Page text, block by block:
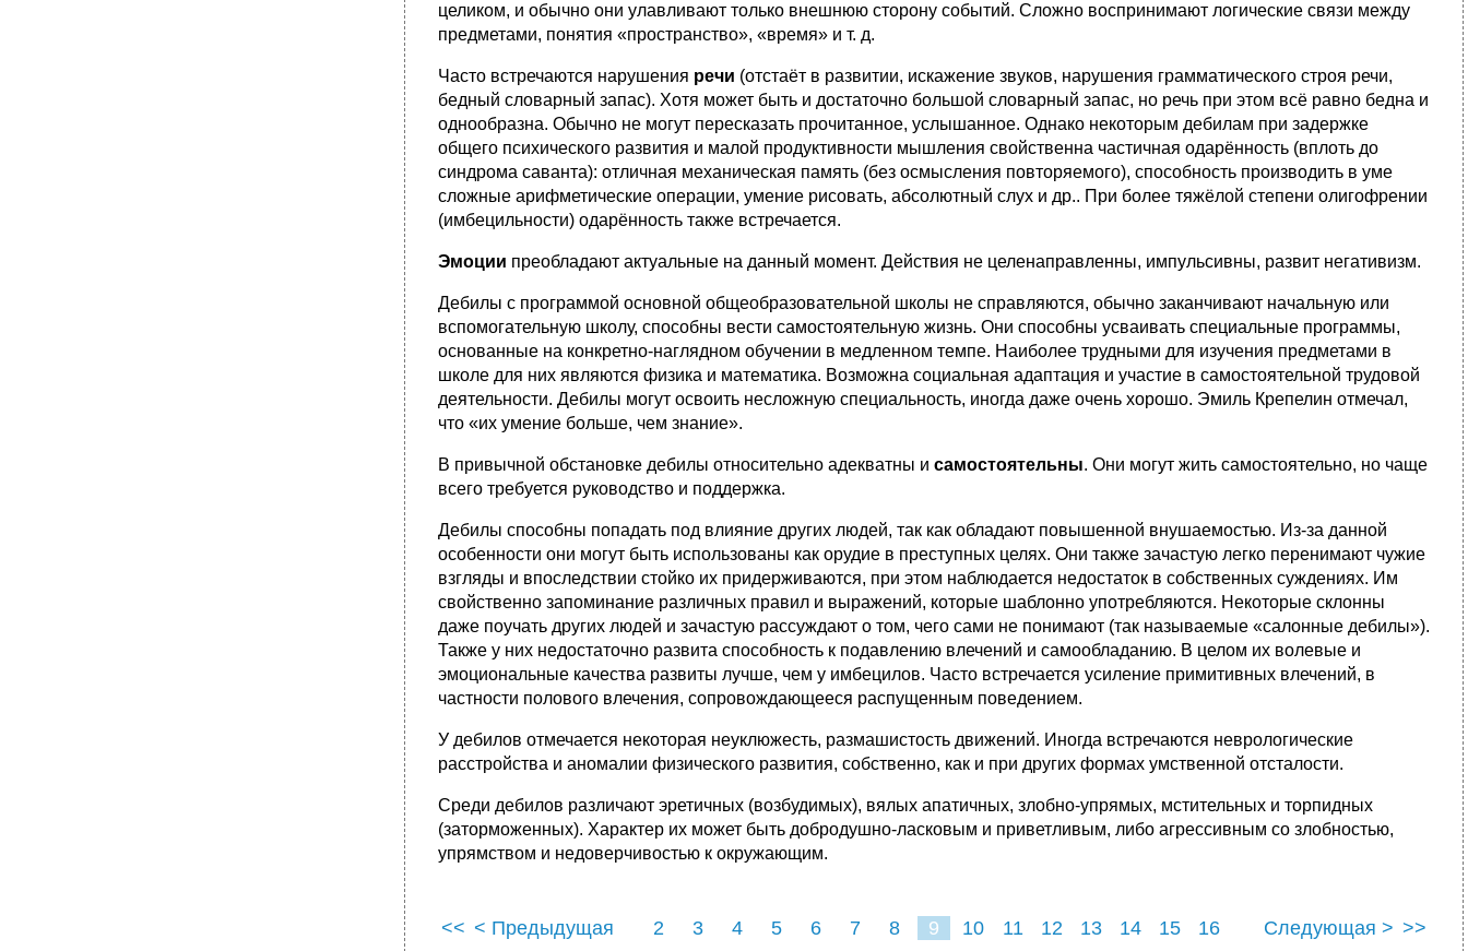
целиком, и обычно они улавливают только внешнюю сторону событий. Сложно воспринимают логические связи между
предметами, понятия «пространство», «время» и т. д.
Часто встречаются нарушения речи (отстаёт в развитии, искажение звуков, нарушения грамматического строя речи,
бедный словарный запас). Хотя может быть и достаточно большой словарный запас, но речь при этом всё равно бедна и
однообразна. Обычно не могут пересказать прочитанное, услышанное. Однако некоторым дебилам при задержке
общего психического развития и малой продуктивности мышления свойственна частичная одарённость (вплоть до
синдрома саванта): отличная механическая память (без осмысления повторяемого), способность производить в уме
сложные арифметические операции, умение рисовать, абсолютный слух и др.. При более тяжёлой степени олигофрении
(имбецильности) одарённость также встречается.
Эмоции преобладают актуальные на данный момент. Действия не целенаправленны, импульсивны, развит негативизм.
Дебилы с программой основной общеобразовательной школы не справляются, обычно заканчивают начальную или
вспомогательную школу, способны вести самостоятельную жизнь. Они способны усваивать специальные программы,
основанные на конкретно-наглядном обучении в медленном темпе. Наиболее трудными для изучения предметами в
школе для них являются физика и математика. Возможна социальная адаптация и участие в самостоятельной трудовой
деятельности. Дебилы могут освоить несложную специальность, иногда даже очень хорошо. Эмиль Крепелин отмечал,
что «их умение больше, чем знание».
В привычной обстановке дебилы относительно адекватны и самостоятельны. Они могут жить самостоятельно, но чаще
всего требуется руководство и поддержка.
Дебилы способны попадать под влияние других людей, так как обладают повышенной внушаемостью. Из-за данной
особенности они могут быть использованы как орудие в преступных целях. Они также зачастую легко перенимают чужие
взгляды и впоследствии стойко их придерживаются, при этом наблюдается недостаток в собственных суждениях. Им
свойственно запоминание различных правил и выражений, которые шаблонно употребляются. Некоторые склонны
даже поучать других людей и зачастую рассуждают о том, чего сами не понимают (так называемые «салонные дебилы»).
Также у них недостаточно развита способность к подавлению влечений и самообладанию. В целом их волевые и
эмоциональные качества развиты лучше, чем у имбецилов. Часто встречается усиление примитивных влечений, в
частности полового влечения, сопровождающееся распущенным поведением.
У дебилов отмечается некоторая неуклюжесть, размашистость движений. Иногда встречаются неврологические
расстройства и аномалии физического развития, собственно, как и при других формах умственной отсталости.
Среди дебилов различают эретичных (возбудимых), вялых апатичных, злобно-упрямых, мстительных и торпидных
(заторможенных). Характер их может быть добродушно-ласковым и приветливым, либо агрессивным со злобностью,
упрямством и недоверчивостью к окружающим.
<< < Предыдущая 2 3 4 5 6 7 8 9 10 11 12 13 14 15
16
Следующая > >>